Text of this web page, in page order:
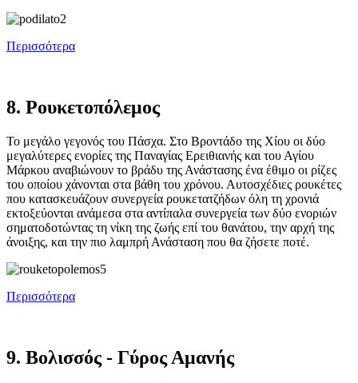
Περισσότερα
8. Ρουκετοπόλεμος
Το μεγάλο γεγονός του Πάσχα. Στο Βροντάδο της Χίου οι δύο
μεγαλύτερες ενορίες της Παναγίας Ερειθιανής και του Αγίου
Μάρκου αναβιώνουν το βράδυ της Ανάστασης ένα έθιμο οι ρίζες
του οποίου χάνονται στα βάθη του χρόνου. Αυτοσχέδιες ρουκέτες
που κατασκευάζουν συνεργεία ρουκετατζήδων όλη τη χρονιά
εκτοξεύονται ανάμεσα στα αντίπαλα συνεργεία των δύο ενοριών
σηματοδοτώντας τη νίκη της ζωής επί του θανάτου, την αρχή της
άνοιξης, και την πιο λαμπρή Ανάσταση που θα ζήσετε ποτέ.
Περισσότερα
9. Βολισσός - Γύρος Αμανής